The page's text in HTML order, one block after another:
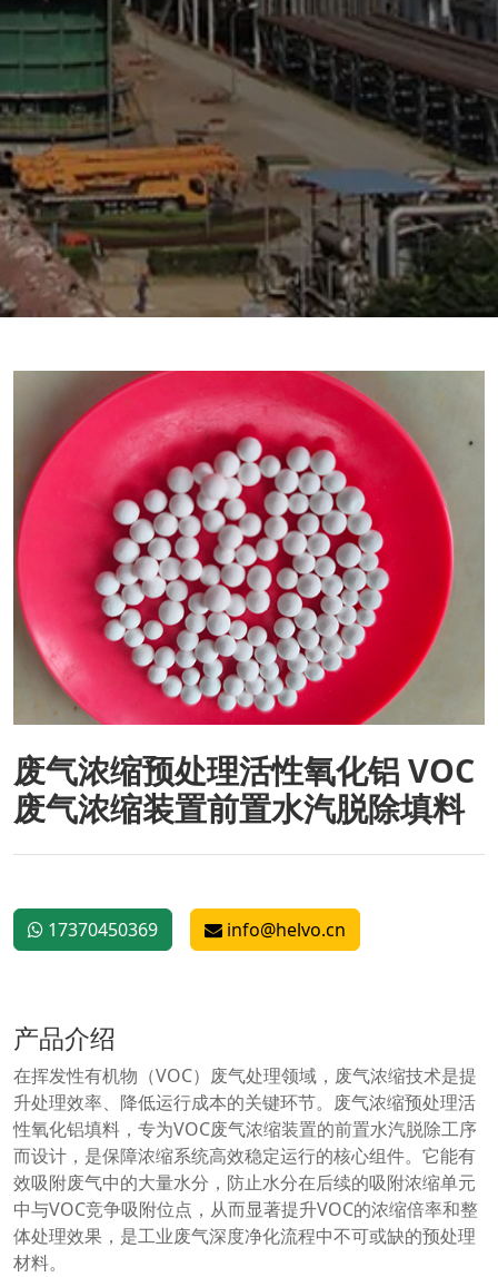
废气浓缩预处理活性氧化铝 VOC
废气浓缩装置前置水汽脱除填料
17370450369 info@helvo.cn
产品介绍
在挥发性有机物（VOC）废气处理领域，废气浓缩技术是提
升处理效率、降低运行成本的关键环节。废气浓缩预处理活
性氧化铝填料，专为VOC废气浓缩装置的前置水汽脱除工序
而设计，是保障浓缩系统高效稳定运行的核心组件。它能有
效吸附废气中的大量水分，防止水分在后续的吸附浓缩单元
中与VOC竞争吸附位点，从而显著提升VOC的浓缩倍率和整
体处理效果，是工业废气深度净化流程中不可或缺的预处理
材料。